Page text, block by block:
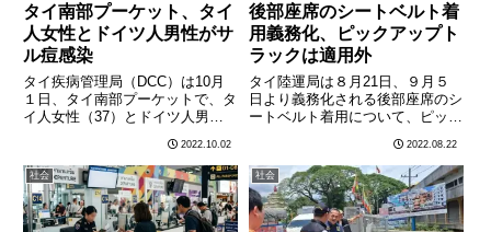
タイ南部プーケット、タイ
人女性とドイツ人男性がサ
ル痘感染
タイ疾病管理局（DCC）は10月
１日、タイ南部プーケットで、タ
イ人女性（37）とドイツ人男性
ていることを確認したと発表し
た。タイで確認された感染者はこ
れで累計10例目となった。同局
によれば、サル痘に感染した女
性………
2022.10.02
後部座席のシートベルト着
用義務化、ピックアップト
ラックは適用外
タイ陸運局は８月21日、９月５
日より義務化される後部座席のシ
ートベルト着用について、ピック
に乗車する場合については適用外
とすると発表した。ジラユット陸
運局長は「（シートベルトが設置
されていない）ピックアップト
ラ………
2022.08.22
社会 社会